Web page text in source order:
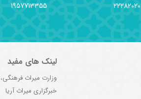
22282020
1957713355
لینک های مفید
وزارت میراث
خبرگزاری میراث آریا